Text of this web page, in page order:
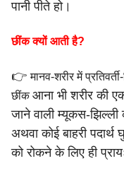
पानी पीते हो।
छींक क्यों आती है?
👉मानव-शरीर में
छींकआना भी शरीर की
जाने वाली म्यूकस-झिल्ली
अथवा कोई बाहरी
को रोकने के लिए ही